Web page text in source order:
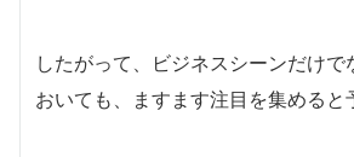
したがって、ビジネスシーンだけで
おいても、ますます注目を集めると